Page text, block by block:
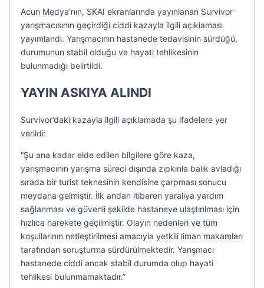
Acun Medya’nın, SKAI ekranlarında yayınlanan Survivor
yarışmacısının geçirdiği ciddi kazayla ilgili açıklaması
yayımlandı. Yarışmacının hastanede tedavisinin sürdüğü,
durumunun stabil olduğu ve hayati tehlikesinin
bulunmadığı belirtildi.
YAYIN ASKIYA ALINDI
Survivor’daki kazayla ilgili açıklamada şu ifadelere yer
verildi:
“Şu ana kadar elde edilen bilgilere göre kaza,
yarışmacının yarışma süreci dışında zıpkınla balık avladığı
sırada bir turist teknesinin kendisine çarpması sonucu
meydana gelmiştir. İlk andan itibaren yaralıya yardım
sağlanması ve güvenli şekilde hastaneye ulaştırılması için
hızlıca harekete geçilmiştir. Olayın nedenleri ve tüm
koşullarının netleştirilmesi amacıyla yetkili liman makamları
tarafından soruşturma sürdürülmektedir. Yarışmacı
hastanede ciddi ancak stabil durumda olup hayati
tehlikesi bulunmamaktadır.”